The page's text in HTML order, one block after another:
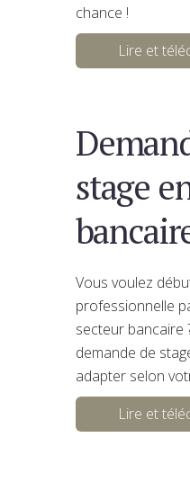
chance !
Lire et
stage
Vous voulez
professionnelle
secteur bancaire
demande de
adapter selon
Lire et